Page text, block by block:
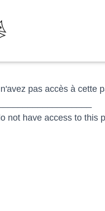
pas accès à cette
not have access to this